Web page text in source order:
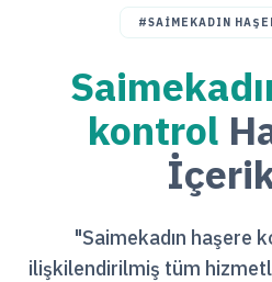
#SAIMEKADIN
kontrol
"Saimekadın haşere
ilişkilendirilmiş tüm